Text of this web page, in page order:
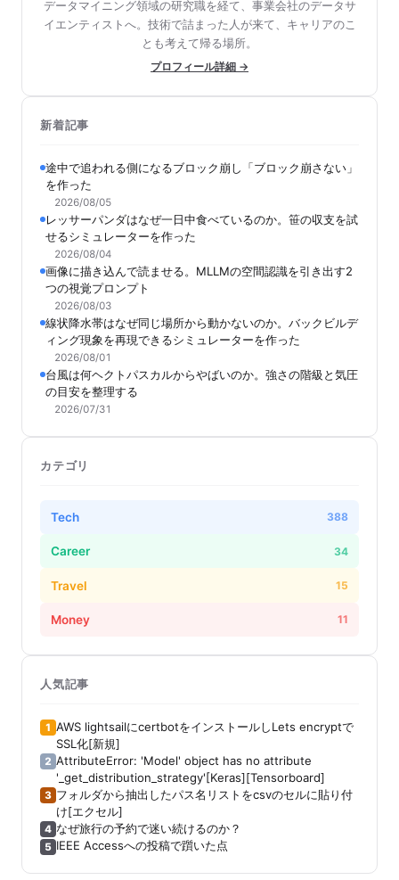
データマイニング領域の研究職を経て、事業会社のデータサ
イエンティストへ。技術で詰まった人が来て、キャリアのこ
とも考えて帰る場所。
プロフィール詳細 →
新着記事
途中で追われる側になるブロック崩し「ブロック崩さない」
を作った
2026/08/05
レッサーパンダはなぜ一日中食べているのか。笹の収支を試
せるシミュレーターを作った
2026/08/04
画像に描き込んで読ませる。MLLMの空間認識を引き出す2
つの視覚プロンプト
2026/08/03
線状降水帯はなぜ同じ場所から動かないのか。バックビルデ
ィング現象を再現できるシミュレーターを作った
2026/08/01
台風は何ヘクトパスカルからやばいのか。強さの階級と気圧
の目安を整理する
2026/07/31
カテゴリ
Tech 388
Career 34
Travel 15
Money 11
人気記事
1 AWS lightsailにcertbotをインストールしLets encryptで
SSL化[新規]
2 AttributeError: 'Model' object has no attribute
'_get_distribution_strategy'[Keras][Tensorboard]
3 フォルダから抽出したパス名リストをcsvのセルに貼り付
け[エクセル]
4 なぜ旅行の予約で迷い続けるのか？
5 IEEE Accessへの投稿で躓いた点